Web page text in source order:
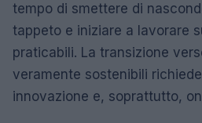
tempo di smettere di
tappeto e iniziare a lavorare
praticabili. La transizione
veramente sostenibili
innovazione e, soprattutto,